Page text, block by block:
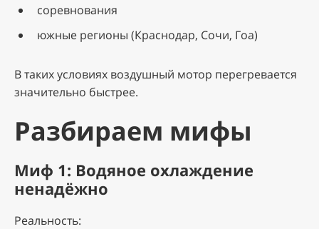
соревнования
южные регионы (Краснодар, Сочи, Гоа)
В таких условиях воздушный мотор перегревается
значительно быстрее.
Разбираем мифы
Миф 1: Водяное охлаждение
ненадёжно
Реальность: